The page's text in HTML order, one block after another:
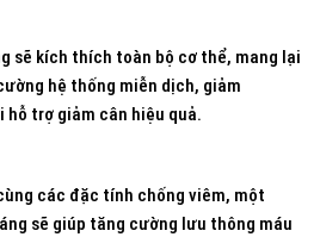
sẽ kích thích toàn bộ cơ thể, mang lại
hệ thống miễn dịch, giảm
trợ giảm cân hiệu quả.
các đặc tính chống viêm, một
sẽ giúp tăng cường lưu thông máu